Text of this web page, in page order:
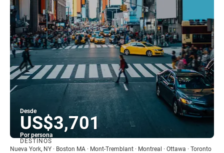
Desde
US$3,701
Por persona
Ver
DESTINOS
Nueva York, NY · Boston MA · Mont-Tremblant · Montreal · Ottawa · Toronto